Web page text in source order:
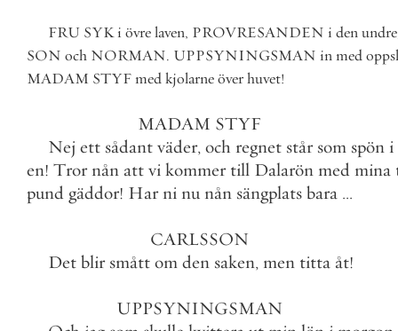
FRU SYKi övrelaven, PROVRESANDEN i denundre
SON och NORMAN. UPPSYNINGSMAN inmed
MADAM STYFmedkjolarneöverhuvet!
MADAM STYF
Nej ett sådant väder, och regnet står som spön i
en! Tror nån att vi kommer till Dalarön med mina
pund gäddor! Har ni nu nån sängplats bara ...
CARLSSON
Det blir smått om den saken, men titta åt!
UPPSYNINGSMAN